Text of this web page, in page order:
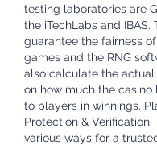
testing laboratories are
the iTechLabs and IBAS.
guarantee the fairness
games and the RNG
also calculate the
on how much the casino
to players in winnings.
Protection & Verification.
various ways for a